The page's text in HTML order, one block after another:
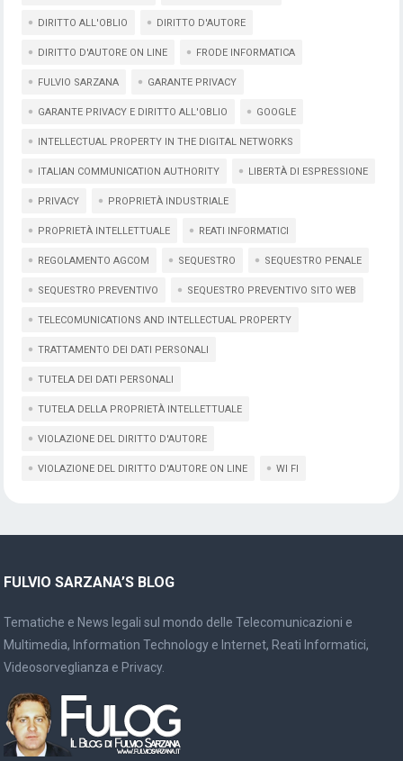
DIRITTO ALL'OBLIO DIRITTO D'AUTORE
DIRITTO D'AUTORE ON LINE FRODE INFORMATICA
FULVIO SARZANA GARANTE PRIVACY
GARANTE PRIVACY E DIRITTO ALL'OBLIO GOOGLE
INTELLECTUAL PROPERTY IN THE DIGITAL NETWORKS
ITALIAN COMMUNICATION AUTHORITY LIBERTÀ DI ESPRESSIONE
PRIVACY PROPRIETÀ INDUSTRIALE
PROPRIETÀ INTELLETTUALE REATI INFORMATICI
REGOLAMENTO AGCOM SEQUESTRO SEQUESTRO PENALE
SEQUESTRO PREVENTIVO SEQUESTRO PREVENTIVO SITO WEB
TELECOMUNICATIONS AND INTELLECTUAL PROPERTY
TRATTAMENTO DEI DATI PERSONALI
TUTELA DEI DATI PERSONALI
TUTELA DELLA PROPRIETÀ INTELLETTUALE
VIOLAZIONE DEL DIRITTO D'AUTORE
VIOLAZIONE DEL DIRITTO D'AUTORE ON LINE WI FI
FULVIO SARZANA’S BLOG
Tematiche e News legali sul mondo delle Telecomunicazioni e
Multimedia, Information Technology e Internet, Reati Informatici,
Videosorveglianza e Privacy.